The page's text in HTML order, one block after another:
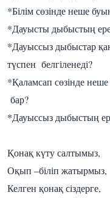
*Білім сөзінде неше
*Дауысты дыбыстың
*Дауыссыз дыбыстар
түспен белгіленеді?
*Қаламсап сөзінде
бар?
*Дауыссыз дыбыстың
Қонақ күту салтымыз,
Оқып –біліп жатырмыз,
Келген қонақ сіздерге,